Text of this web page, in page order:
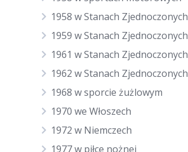
1958 w Stanach Zjednoczonych
1959 w Stanach Zjednoczonych
1961 w Stanach Zjednoczonych
1962 w Stanach Zjednoczonych
1968 w sporcie żużlowym
1970 we Włoszech
1972 w Niemczech
1977 w piłce nożnej